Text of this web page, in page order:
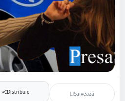
Distribuie Salvează